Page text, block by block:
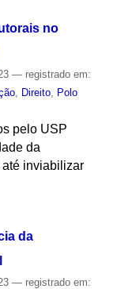
no
— registrado em:
, Direito,
Polo
pelo USP
da
inviabilizar
da
— registrado em: